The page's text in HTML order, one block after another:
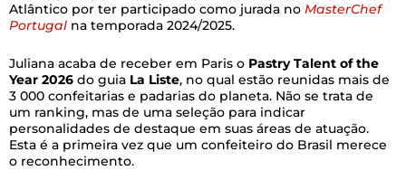
Atlântico por ter participado como jurada no MasterChef
Portugal na temporada 2024/2025.
Juliana acaba de receber em Paris o Pastry Talent of the
Year 2026 do guia La Liste, no qual estão reunidas mais de
3 000 confeitarias e padarias do planeta. Não se trata de
um ranking, mas de uma seleção para indicar
personalidades de destaque em suas áreas de atuação.
Esta é a primeira vez que um confeiteiro do Brasil merece
o reconhecimento.